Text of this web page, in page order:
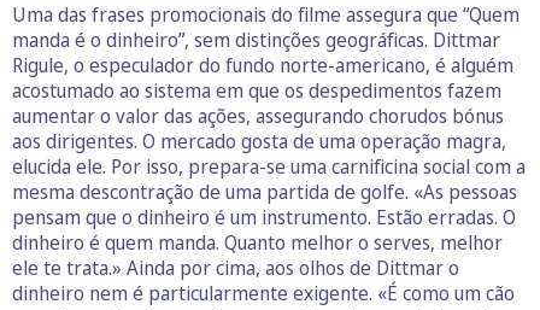
Uma das frases promocionais do filme assegura que “Quem
manda é o dinheiro”, sem distinções geográficas. Dittmar
Rigule, o especulador do fundo norte-americano, é alguém
acostumado ao sistema em que os despedimentos fazem
aumentar o valor das ações, assegurando chorudos bónus
aos dirigentes. O mercado gosta de uma operação magra,
elucida ele. Por isso, prepara-se uma carnificina social com a
mesma descontração de uma partida de golfe. «As pessoas
pensam que o dinheiro é um instrumento. Estão erradas. O
dinheiro é quem manda. Quanto melhor o serves, melhor
ele te trata.» Ainda por cima, aos olhos de Dittmar o
dinheiro nem é particularmente exigente. «É como um cão